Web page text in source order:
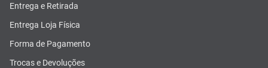
Entrega e Retirada
Entrega Loja Física
Forma de Pagamento
Trocas e Devoluções